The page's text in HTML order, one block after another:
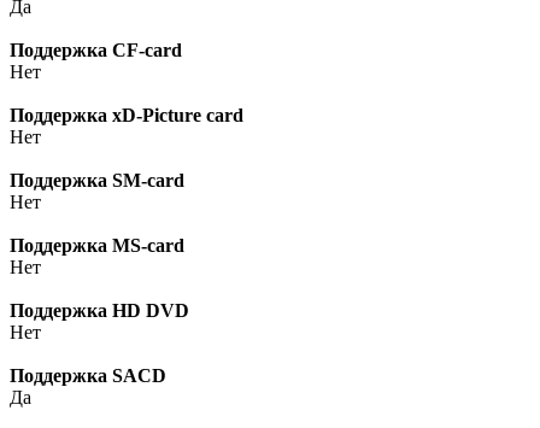
Да
Поддержка CF-card
Нет
Поддержка xD-Picture card
Нет
Поддержка SM-card
Нет
Поддержка MS-card
Нет
Поддержка HD DVD
Нет
Поддержка SACD
Да